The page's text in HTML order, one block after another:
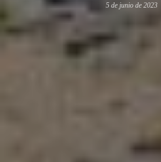
5 de junio de 2023